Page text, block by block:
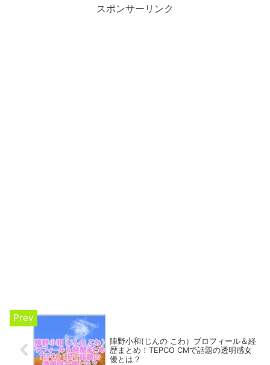
スポンサーリンク
陣野小和(じんの こわ）プロフィール＆経
歴まとめ！TEPCO CMで話題の透明感女
優とは？